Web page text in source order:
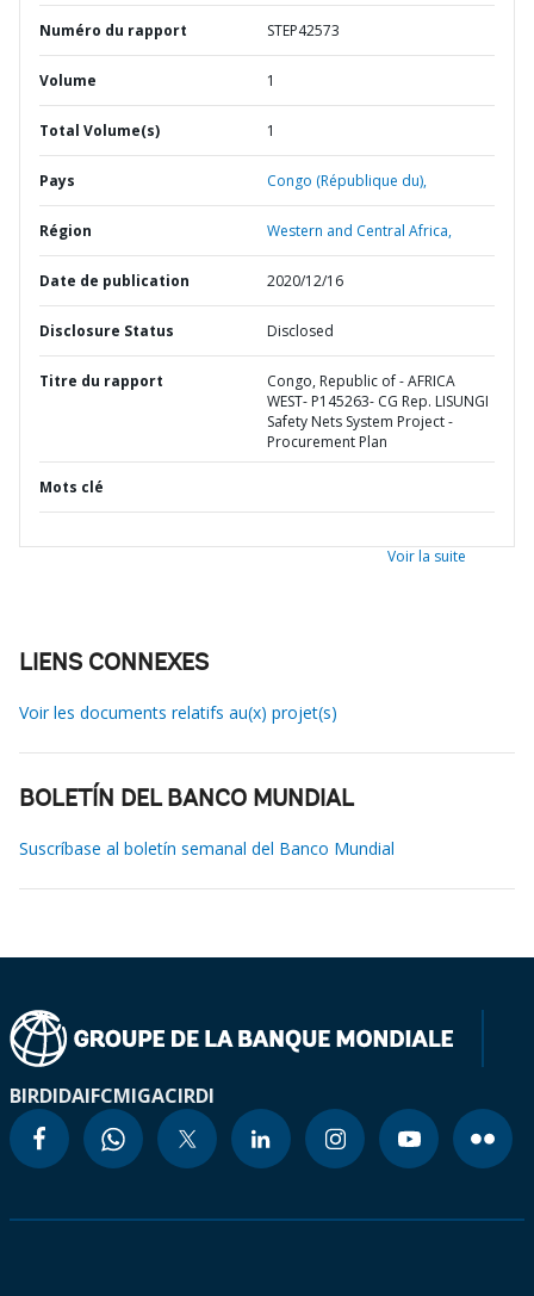
Numéro du rapport STEP42573
Volume 1
Total Volume(s) 1
Pays Congo (République du),
Région Western and Central Africa,
Date de publication 2020/12/16
Disclosure Status Disclosed
Titre du rapport
Congo, Republic of - AFRICA
WEST- P145263- CG Rep. LISUNGI
Safety Nets System Project -
Procurement Plan
Mots clé
Voir la suite
LIENS CONNEXES
Voir les documents relatifs au(x) projet(s)
BOLETÍN DEL BANCO MUNDIAL
Suscríbase al boletín semanal del Banco Mundial
BIRDIDAIFCMIGACIRDI